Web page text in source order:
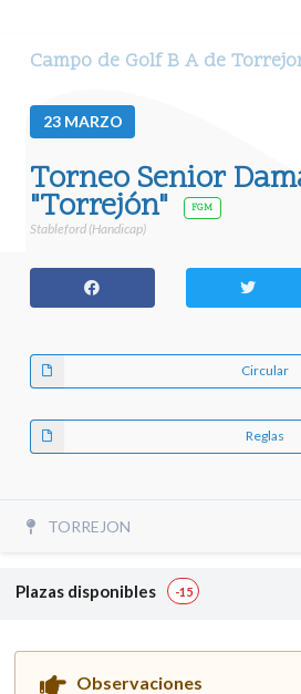
Campo de Golf B A de
23 MARZO
Torneo Senior
"Torrejón" FGM
Stableford (Handicap)
Circular
Reglas
TORREJON
Plazas disponibles -15
Observaciones